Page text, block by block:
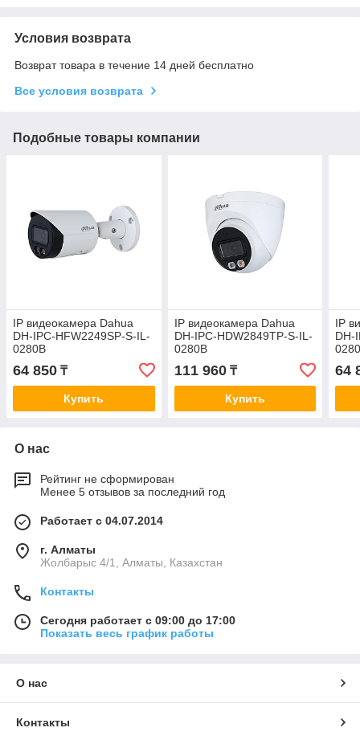
Условия возврата
Возврат товара в течение 14 дней бесплатно
Все условия возврата
Подобные товары компании
IP видеокамера Dahua
DH-IPC-HFW2249SP-S-IL-
0280B
64 850 ₸
Купить
IP видеокамера Dahua
DH-IPC-HDW2849TP-S-IL-
0280B
111 960₸
Купить
IP
DH-
64
О нас
Рейтинг не сформирован
Менее 5 отзывов за последний год
Работает с 04.07.2014
г. Алматы
Жолбарыс 4/1, Алматы, Казахстан
Контакты
Сегодня работает с 09:00 до 17:00
Показать весь график работы
О нас
Контакты